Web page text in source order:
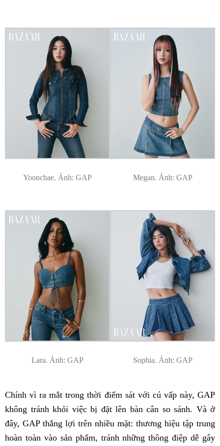
Yoonchae. Ảnh: GAP Megan. Ảnh: GAP
Lara. Ảnh: GAP Sophia. Ảnh: GAP
Chính vì ra mắt trong thời điểm sát với cú vấp này, GAP
không tránh khỏi việc bị đặt lên bàn cân so sánh. Và ở
đây, GAP thắng lợi trên nhiều mặt: thương hiệu tập trung
hoàn toàn vào sản phẩm, tránh những thông điệp dễ gây